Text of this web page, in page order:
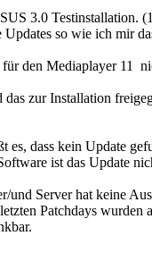
3.0 Testinstallation.
so wie ich mir
den Mediaplayer 11
zur Installation
es, dass kein Update
ist das Update
und Server hat keine
Patchdays wurden